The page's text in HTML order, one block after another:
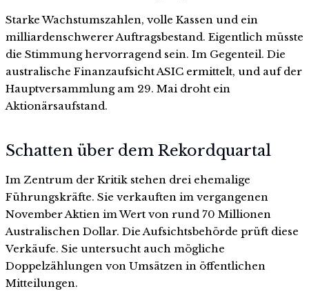
Starke Wachstumszahlen, volle Kassen und ein
milliardenschwerer Auftragsbestand. Eigentlich müsste
die Stimmung hervorragend sein. Im Gegenteil. Die
australische Finanzaufsicht ASIC ermittelt, und auf der
Hauptversammlung am 29. Mai droht ein
Aktionärsaufstand.
Schatten über dem Rekordquartal
Im Zentrum der Kritik stehen drei ehemalige
Führungskräfte. Sie verkauften im vergangenen
November Aktien im Wert von rund 70 Millionen
Australischen Dollar. Die Aufsichtsbehörde prüft diese
Verkäufe. Sie untersucht auch mögliche
Doppelzählungen von Umsätzen in öffentlichen
Mitteilungen.